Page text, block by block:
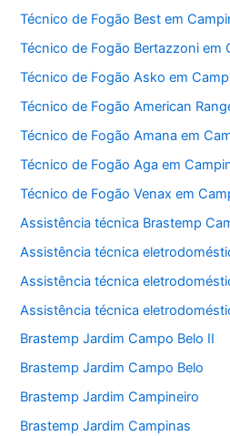
Técnico de Fogão Best em
Técnico de Fogão Bertazzoni em
Técnico de Fogão Asko em
Técnico de Fogão American
Técnico de Fogão Amana em
Técnico de Fogão Aga em
Técnico de Fogão Venax em
Assistência técnica Brastemp
Assistência técnica
Assistência técnica
Assistência técnica
Brastemp Jardim Campo Belo II
Brastemp Jardim Campo Belo
Brastemp Jardim Campineiro
Brastemp Jardim Campinas